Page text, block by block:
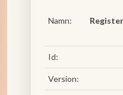
Namn:
Id:
Version: